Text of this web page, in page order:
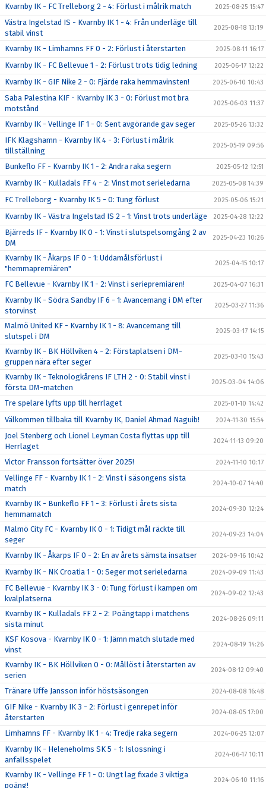
Kvarnby IK - FC Trelleborg 2 - 4: Förlust i målrik match 2025-08-25 15:47
Västra Ingelstad IS - Kvarnby IK 1 - 4: Från underläge till
stabil vinst
2025-08-18 13:19
Kvarnby IK - Limhamns FF 0 - 2: Förlust i återstarten 2025-08-11 16:17
Kvarnby IK - FC Bellevue 1 - 2: Förlust trots tidig ledning 2025-06-17 12:22
Kvarnby IK - GIF Nike 2 - 0: Fjärde raka hemmavinsten! 2025-06-10 10:43
Saba Palestina KIF - Kvarnby IK 3 - 0: Förlust mot bra
motstånd
2025-06-03 11:37
Kvarnby IK - Vellinge IF 1 - 0: Sent avgörande gav seger 2025-05-26 13:32
IFK Klagshamn - Kvarnby IK 4 - 3: Förlust i målrik
tillställning
2025-05-19 09:56
Bunkeflo FF - Kvarnby IK 1 - 2: Andra raka segern 2025-05-12 12:51
Kvarnby IK - Kulladals FF 4 - 2: Vinst mot serieledarna 2025-05-08 14:39
FC Trelleborg - Kvarnby IK 5 - 0: Tung förlust 2025-05-06 15:21
Kvarnby IK - Västra Ingelstad IS 2 - 1: Vinst trots underläge 2025-04-28 12:22
Bjärreds IF - Kvarnby IK 0 - 1: Vinst i slutspelsomgång 2 av
DM
2025-04-23 10:26
Kvarnby IK - Åkarps IF 0 - 1: Uddamålsförlust i
"hemmapremiären"
2025-04-15 10:17
FC Bellevue - Kvarnby IK 1 - 2: Vinst i seriepremiären! 2025-04-07 16:31
Kvarnby IK - Södra Sandby IF 6 - 1: Avancemang i DM efter
storvinst
2025-03-27 11:36
Malmö United KF - Kvarnby IK 1 - 8: Avancemang till
slutspel i DM
2025-03-17 14:15
Kvarnby IK - BK Höllviken 4 - 2: Förstaplatsen i DM-
gruppen nära efter seger
2025-03-10 15:43
Kvarnby IK - Teknologkårens IF LTH 2 - 0: Stabil vinst i
första DM-matchen
2025-03-04 14:06
Tre spelare lyfts upp till herrlaget 2025-01-10 14:42
Välkommen tillbaka till Kvarnby IK, Daniel Ahmad Naguib! 2024-11-30 15:54
Joel Stenberg och Lionel Leyman Costa flyttas upp till
Herrlaget
2024-11-13 09:20
Victor Fransson fortsätter över 2025! 2024-11-10 10:17
Vellinge FF - Kvarnby IK 1 - 2: Vinst i säsongens sista
match
2024-10-07 14:40
Kvarnby IK - Bunkeflo FF 1 - 3: Förlust i årets sista
hemmamatch
2024-09-30 12:24
Malmö City FC - Kvarnby IK 0 - 1: Tidigt mål räckte till
seger
2024-09-23 14:04
Kvarnby IK - Åkarps IF 0 - 2: En av årets sämsta insatser 2024-09-16 10:42
Kvarnby IK - NK Croatia 1 - 0: Seger mot serieledarna 2024-09-09 11:43
FC Bellevue - Kvarnby IK 3 - 0: Tung förlust i kampen om
kvalplatserna
2024-09-02 12:43
Kvarnby IK - Kulladals FF 2 - 2: Poängtapp i matchens
sista minut
2024-08-26 09:11
KSF Kosova - Kvarnby IK 0 - 1: Jämn match slutade med
vinst
2024-08-19 14:26
Kvarnby IK - BK Höllviken 0 - 0: Mållöst i återstarten av
serien
2024-08-12 09:40
Tränare Uffe Jansson inför höstsäsongen 2024-08-08 16:48
GIF Nike - Kvarnby IK 3 - 2: Förlust i genrepet inför
återstarten
2024-08-05 17:00
Limhamns FF - Kvarnby IK 1 - 4: Tredje raka segern 2024-06-25 12:07
Kvarnby IK - Heleneholms SK 5 - 1: Islossning i
anfallsspelet
2024-06-17 10:11
Kvarnby IK - Vellinge FF 1 - 0: Ungt lag fixade 3 viktiga
poäng!
2024-06-10 11:16